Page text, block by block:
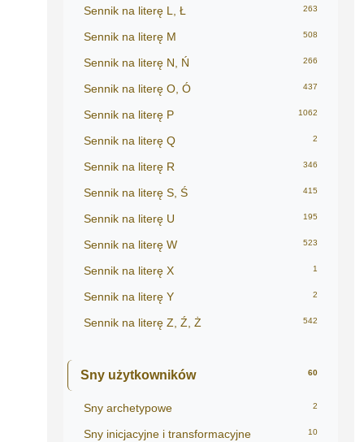
Sennik na literę L, Ł 263
Sennik na literę M 508
Sennik na literę N, Ń 266
Sennik na literę O, Ó 437
Sennik na literę P 1062
Sennik na literę Q 2
Sennik na literę R 346
Sennik na literę S, Ś 415
Sennik na literę U 195
Sennik na literę W 523
Sennik na literę X 1
Sennik na literę Y 2
Sennik na literę Z, Ź, Ż 542
Sny użytkowników 60
Sny archetypowe 2
Sny inicjacyjne i transformacyjne 10